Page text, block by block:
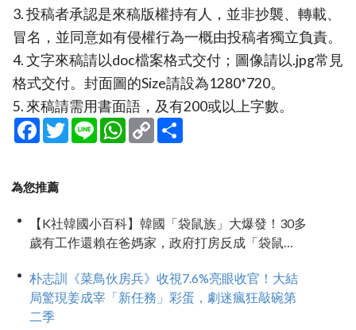
3. 投稿者承認是來稿版權持有人，並非抄襲、轉載、
冒名，並同意如有侵權行為一概由投稿者獨立負責。
4. 文字來稿請以doc檔案格式交付；圖像請以.jpg常見
格式交付。封面圖的Size請設為1280*720。
5. 來稿請需用書面語，及有200或以上字數。
Facebook
TwitterLine WhatsApp
Copy
Link
為您推薦
【K社韓國小百科】韓國「袋鼠族」大爆發！30多
歲有工作還賴在爸媽家，政府打房反成「袋鼠
朴志訓《菜鳥伙房兵》收視7.6%亮眼收官！大結
局驚現姜成宰「新任務」彩蛋，劇迷瘋狂敲碗第
二季